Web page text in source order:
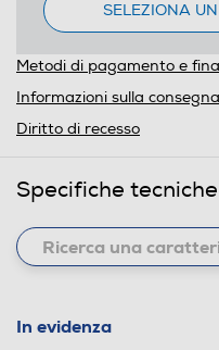
SELEZIONA
Metodi di pagamento e
Informazioni sulla consegna
Diritto di recesso
Specifiche tecniche
In evidenza